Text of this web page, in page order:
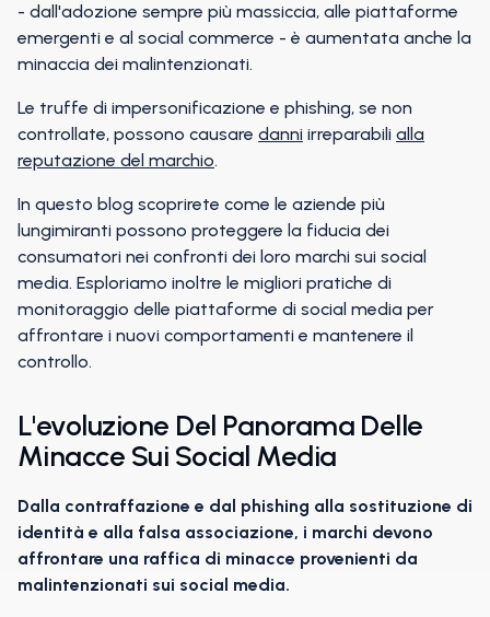
- dall'adozione sempre più massiccia, alle piattaforme
emergenti e al social commerce - è aumentata anche la
minaccia dei malintenzionati.
Le truffe di impersonificazione e phishing, se non
controllate, possono causare danni irreparabili alla
reputazione del marchio.
In questo blog scoprirete come le aziende più
lungimiranti possono proteggere la fiducia dei
consumatori nei confronti dei loro marchi sui social
media. Esploriamo inoltre le migliori pratiche di
monitoraggio delle piattaforme di social media per
affrontare i nuovi comportamenti e mantenere il
controllo.
L'evoluzione Del Panorama Delle
Minacce Sui Social Media
Dalla contraffazione e dal phishing alla sostituzione di
identità e alla falsa associazione, i marchi devono
affrontare una raffica di minacce provenienti da
malintenzionati sui social media.